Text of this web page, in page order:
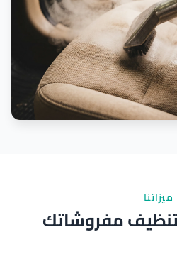
ميزاتنا
لتنظيف مفروشاتك